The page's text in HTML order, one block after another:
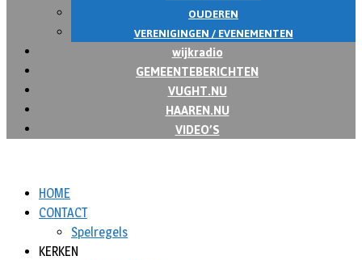
OUDEREN
VERENIGINGEN / EVENEMENTEN
wijkradio
GEMEENTEBERICHTEN
VUGHT.NU
HAAREN.NU
VIDEO’S
HOME
CONTACT
Spelregels
KERKEN